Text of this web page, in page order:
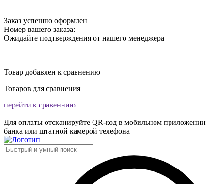
Заказ успешно оформлен
Номер вашего заказа:
Ожидайте подтверждения от нашего менеджера
Товар добавлен к сравнению
Товаров для сравнения
перейти к сравеннию
Для оплаты отсканируйте QR-код в мобильном приложении
банка или штатной камерой телефона